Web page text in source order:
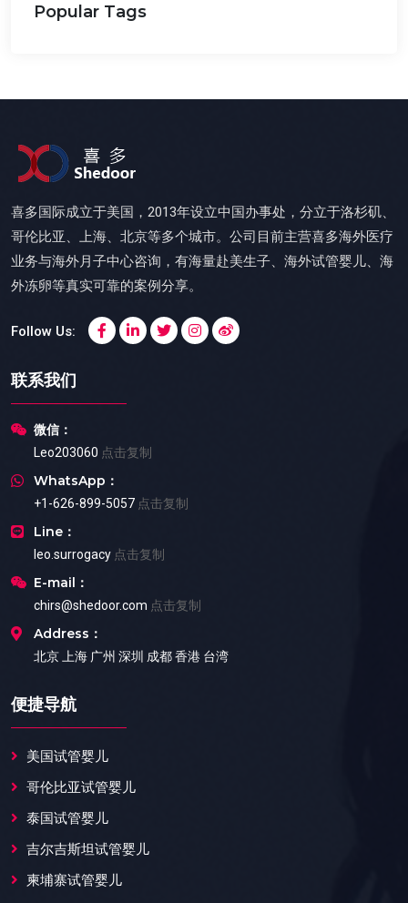
Popular Tags
喜多国际成立于美国，2013年设立中国办事处，分立于洛杉矶、
哥伦比亚、上海、北京等多个城市。公司目前主营喜多海外医疗
业务与海外月子中心咨询，有海量赴美生子、海外试管婴儿、海
外冻卵等真实可靠的案例分享。
Follow Us:
联系我们
微信：
Leo203060 点击复制
WhatsApp：
+1-626-899-5057 点击复制
Line：
leo.surrogacy 点击复制
E-mail：
chirs@shedoor.com 点击复制
Address：
北京 上海 广州 深圳 成都 香港 台湾
便捷导航
美国试管婴儿
哥伦比亚试管婴儿
泰国试管婴儿
吉尔吉斯坦试管婴儿
柬埔寨试管婴儿